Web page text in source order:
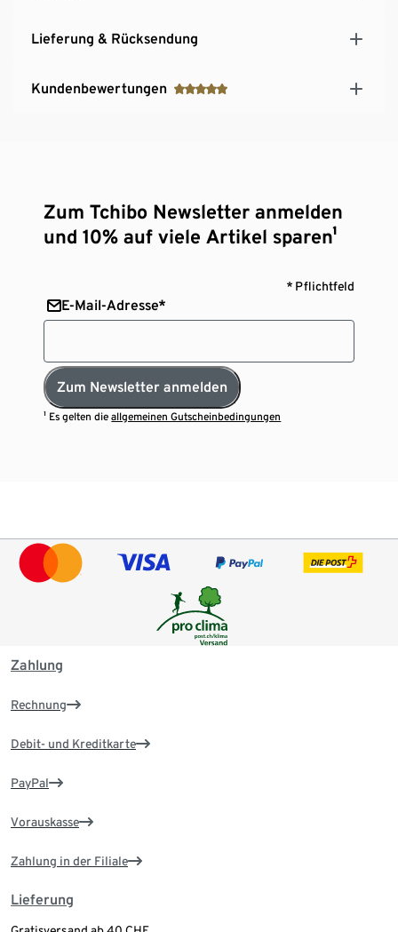
Lieferung & Rücksendung
Kundenbewertungen
Zum Tchibo Newsletter anmelden
und 10% auf viele Artikel sparen¹
* Pflichtfeld
E-Mail-Adresse*
Zum Newsletter anmelden
¹ Es gelten dieallgemeinen Gutscheinbedingungen
Zahlung
Rechnung
Debit- und Kreditkarte
PayPal
Vorauskasse
Zahlung in der Filiale
Lieferung